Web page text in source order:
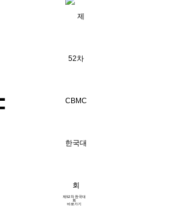
제52차 한국대
회
바로가기